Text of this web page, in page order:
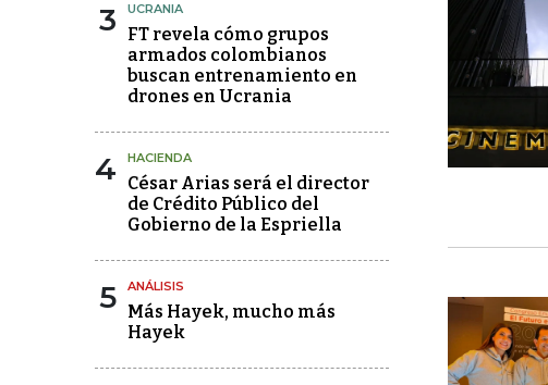
3 UCRANIA
FT revela cómo grupos
armados colombianos
buscan entrenamiento en
drones en Ucrania
4 HACIENDA
César Arias será el director
de Crédito Público del
Gobierno de la Espriella
5 ANÁLISIS
Más Hayek, mucho más
Hayek